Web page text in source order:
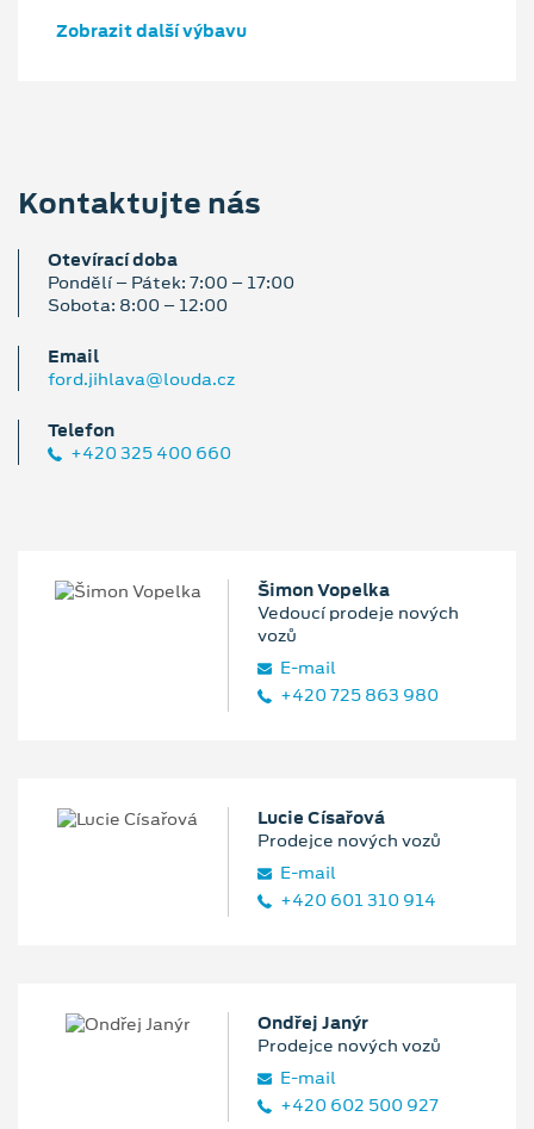
Zobrazit další výbavu
Kontaktujte nás
Otevírací doba
Pondělí – Pátek: 7:00 – 17:00
Sobota: 8:00 – 12:00
Email
ford.jihlava@louda.cz
Telefon
+420 325 400 660
Šimon Vopelka
Vedoucí prodeje nových
vozů
E‑mail
+420 725 863 980
Lucie Císařová
Prodejce nových vozů
E‑mail
+420 601 310 914
Ondřej Janýr
Prodejce nových vozů
E‑mail
+420 602 500 927